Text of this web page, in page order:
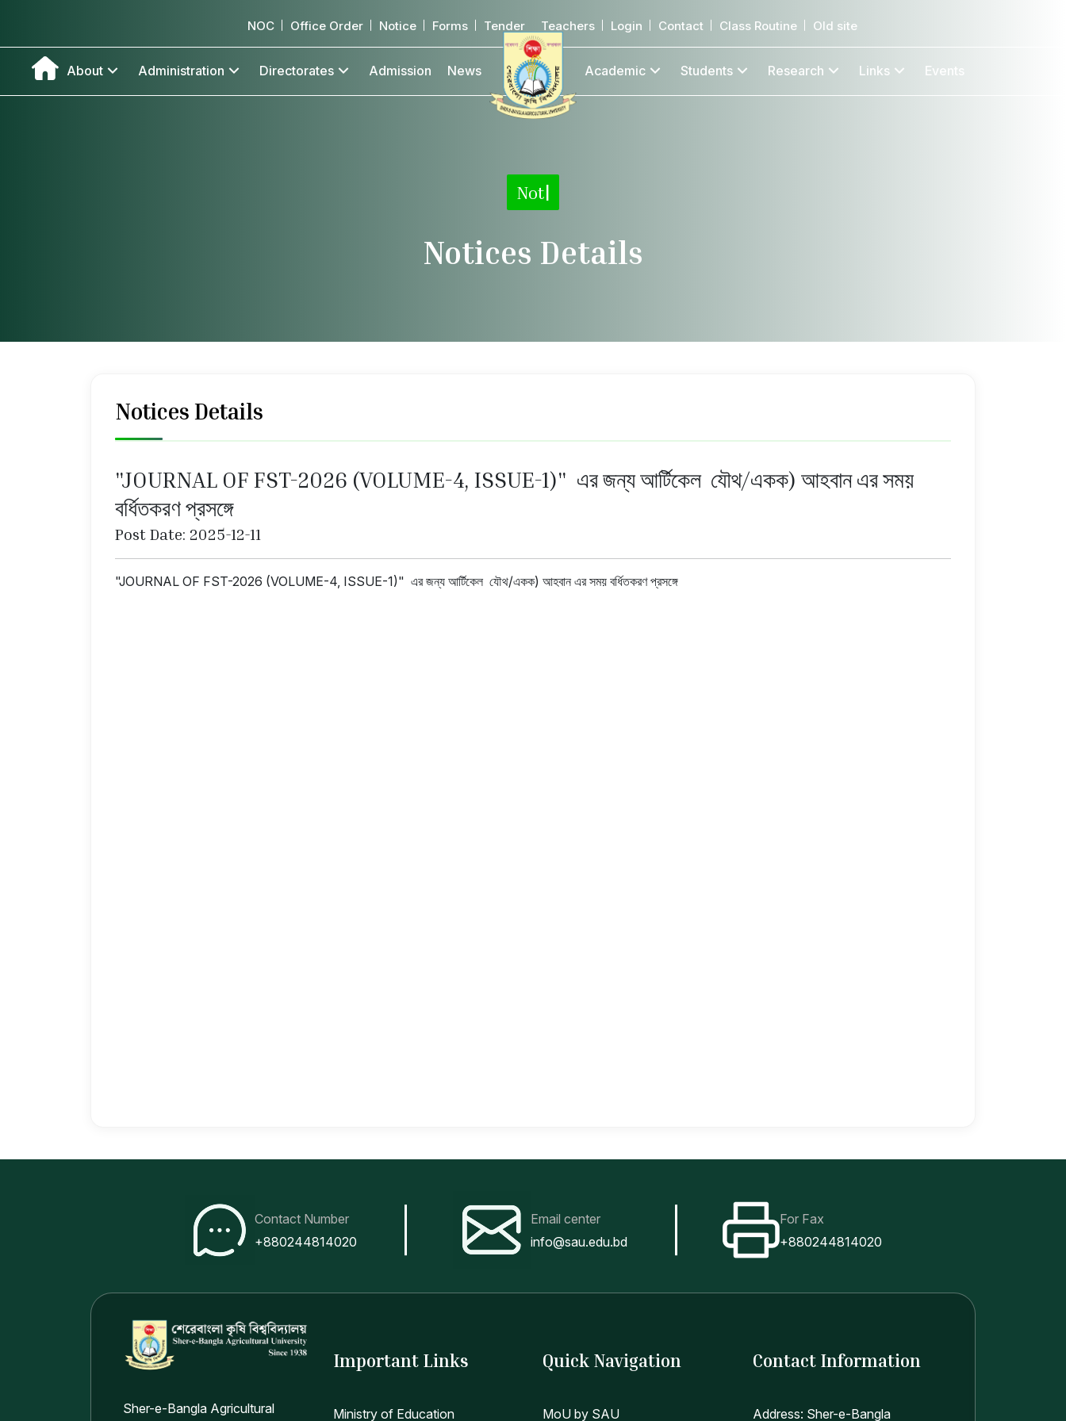
NOC Office Order Notice Forms Tender Teachers Login Contact Class Routine Old site
About Administration Directorates Admission News Academic Students Research Links Events
|
Notices Details
Notices Details
"JOURNAL OF FST-2026 (VOLUME-4, ISSUE-1)" এর জন্য আর্টিকেল যৌথ/একক) আহবান এর সময়
বর্ধিতকরণ প্রসঙ্গে
Post Date: 2025-12-11
"JOURNAL OF FST-2026 (VOLUME-4, ISSUE-1)" এর জন্য আর্টিকেল যৌথ/একক) আহবান এর সময় বর্ধিতকরণ প্রসঙ্গে
Contact Number
+880244814020
Email center
info@sau.edu.bd
For Fax
+880244814020
Sher-e-Bangla Agricultural
Important Links
Ministry of Education
Quick Navigation
MoU by SAU
Contact Information
Address: Sher-e-Bangla